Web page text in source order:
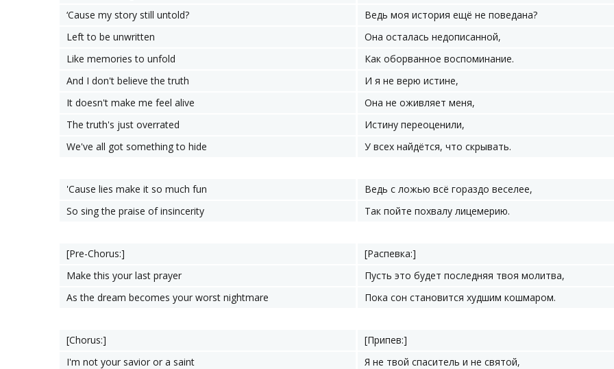
‘Cause my story still untold?
Ведь моя история ещё не поведана?
Left to be unwritten
Она осталась недописанной,
Like memories to unfold
Как оборванное воспоминание.
And I don't believe the truth
И я не верю истине,
It doesn't make me feel alive
Она не оживляет меня,
The truth's just overrated
Истину переоценили,
We've all got something to hide
У всех найдётся, что скрывать.
'Cause lies make it so much fun
Ведь с ложью всё гораздо веселее,
So sing the praise of insincerity
Так пойте похвалу лицемерию.
[Pre-Chorus:]
[Распевка:]
Make this your last prayer
Пусть это будет последняя твоя молитва,
As the dream becomes your worst nightmare
Пока сон становится худшим кошмаром.
[Chorus:]
[Припев:]
I'm not your savior or a saint
Я не твой спаситель и не святой,